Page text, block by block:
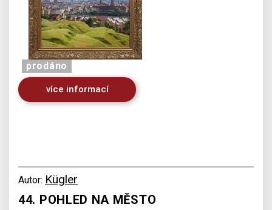
prodáno
více informací
Autor: Kügler
44. POHLED NA MĚSTO